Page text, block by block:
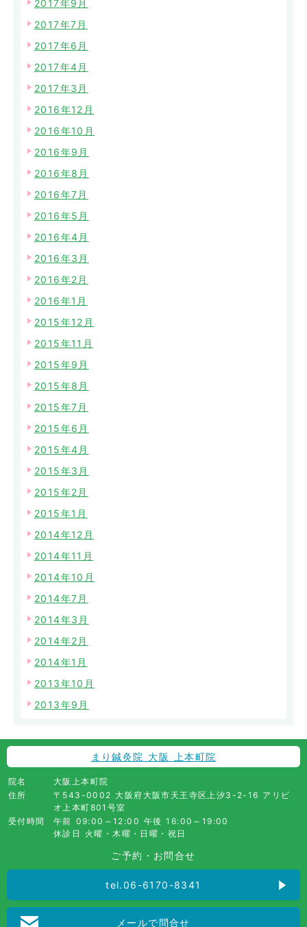
2017年9月
2017年7月
2017年6月
2017年4月
2017年3月
2016年12月
2016年10月
2016年9月
2016年8月
2016年7月
2016年5月
2016年4月
2016年3月
2016年2月
2016年1月
2015年12月
2015年11月
2015年9月
2015年8月
2015年7月
2015年6月
2015年4月
2015年3月
2015年2月
2015年1月
2014年12月
2014年11月
2014年10月
2014年7月
2014年3月
2014年2月
2014年1月
2013年10月
2013年9月
まり鍼灸院 大阪 上本町院
院名
大阪上本町院
住所
〒543-0002 大阪府大阪市天王寺区上汐3-2-16 アリビ
オ上本町801号室
受付時間
午前 09:00～12:00 午後 16:00～19:00
休診日 火曜・木曜・日曜・祝日
ご予約・お問合せ
tel.06-6170-8341
メールで問合せ